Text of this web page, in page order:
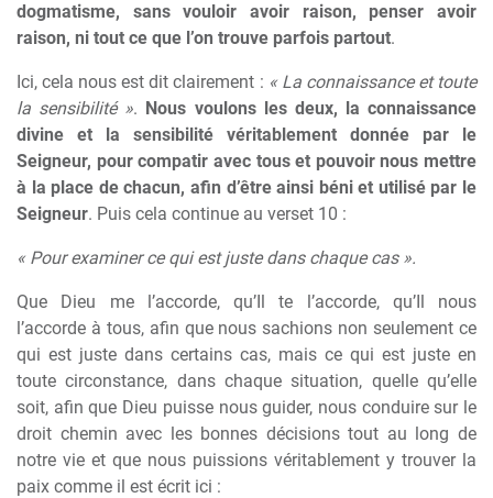
dogmatisme, sans vouloir avoir raison, penser avoir
raison, ni tout ce que l’on trouve parfois partout.
Ici, cela nous est dit clairement : « La connaissance et toute
la sensibilité ». Nous voulons les deux, la connaissance
divine et la sensibilité véritablement donnée par le
Seigneur, pour compatir avec tous et pouvoir nous mettre
à la place de chacun, afin d’être ainsi béni et utilisé par le
Seigneur. Puis cela continue au verset 10 :
« Pour examiner ce qui est juste dans chaque cas ».
Que Dieu me l’accorde, qu’Il te l’accorde, qu’Il nous
l’accorde à tous, afin que nous sachions non seulement ce
qui est juste dans certains cas, mais ce qui est juste en
toute circonstance, dans chaque situation, quelle qu’elle
soit, afin que Dieu puisse nous guider, nous conduire sur le
droit chemin avec les bonnes décisions tout au long de
notre vie et que nous puissions véritablement y trouver la
paix comme il est écrit ici :